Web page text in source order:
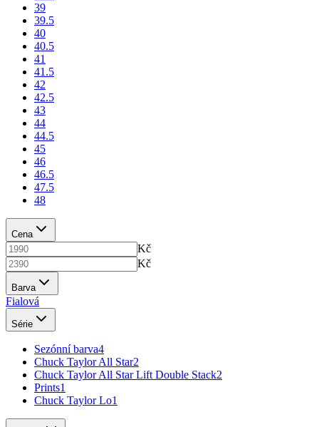
39
39.5
40
40.5
41
41.5
42
42.5
43
44
44.5
45
46
46.5
47.5
48
Cena
Kč
Kč
Barva
Fialová
Série
Sezónní barva4
Chuck Taylor All Star2
Chuck Taylor All Star Lift Double Stack2
Prints1
Chuck Taylor Lo1